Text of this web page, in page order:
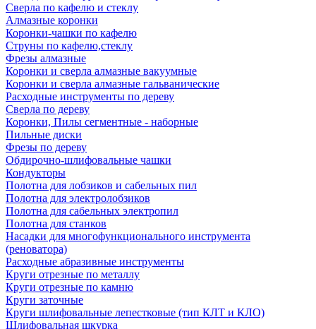
Сверла по кафелю и стеклу
Алмазные коронки
Коронки-чашки по кафелю
Струны по кафелю,стеклу
Фрезы алмазные
Коронки и сверла алмазные вакуумные
Коронки и сверла алмазные гальванические
Расходные инструменты по дереву
Сверла по дереву
Коронки, Пилы сегментные - наборные
Пильные диски
Фрезы по дереву
Обдирочно-шлифовальные чашки
Кондукторы
Полотна для лобзиков и сабельных пил
Полотна для электролобзиков
Полотна для сабельных электропил
Полотна для станков
Насадки для многофункционального инструмента
(реноватора)
Расходные абразивные инструменты
Круги отрезные по металлу
Круги отрезные по камню
Круги заточные
Круги шлифовальные лепестковые (тип КЛТ и КЛО)
Шлифовальная шкурка